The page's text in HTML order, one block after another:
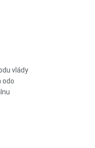
vlády
odo